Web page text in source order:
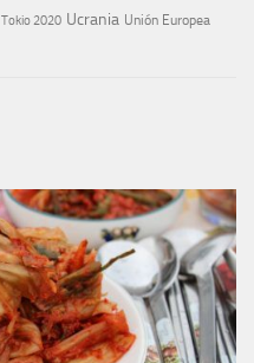
Tokio 2020 Ucrania Unión Europea